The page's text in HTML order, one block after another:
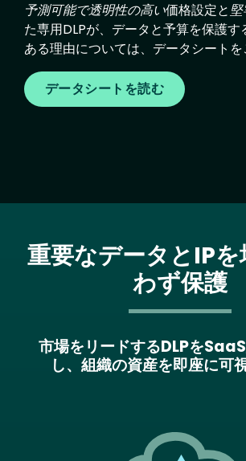
予測可能で透明性の高い価格設定と
た専用DLPが、データと予算を保護
ある理由については、データシートを
データシートを読む
重要なデータとIP
わず保護
市場をリードするDLPを
し、組織の資産を即座に可